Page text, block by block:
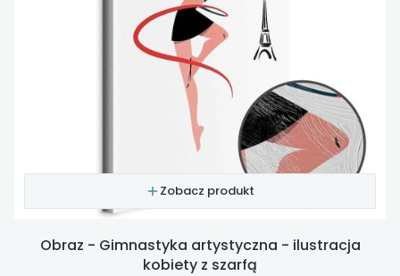
Zobacz produkt
Obraz - Gimnastyka artystyczna - ilustracja
kobiety z szarfą